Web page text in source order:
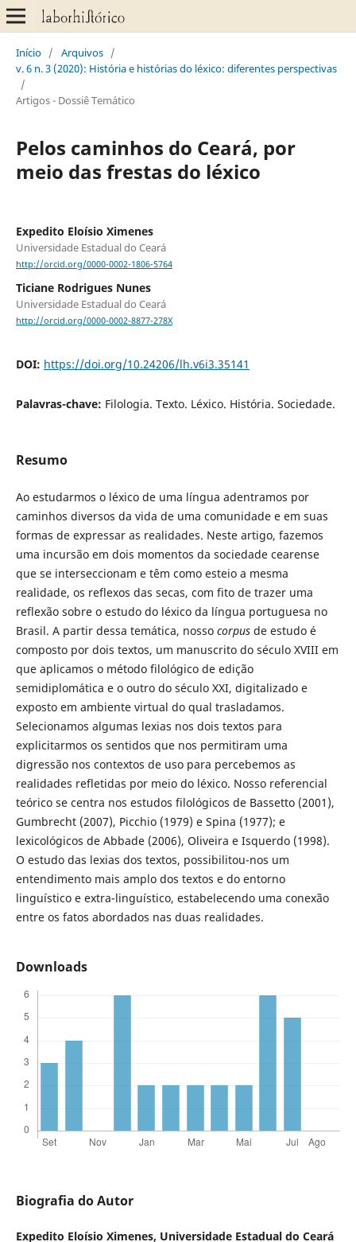
Início / Arquivos /
v. 6 n. 3 (2020): História e histórias do léxico: diferentes perspectivas
/
Artigos - Dossiê Temático
Pelos caminhos do Ceará, por
meio das frestas do léxico
Expedito Eloísio Ximenes
Universidade Estadual do Ceará
http://orcid.org/0000-0002-1806-5764
Ticiane Rodrigues Nunes
Universidade Estadual do Ceará
http://orcid.org/0000-0002-8877-278X
DOI: https://doi.org/10.24206/lh.v6i3.35141
Palavras-chave: Filologia. Texto. Léxico. História. Sociedade.
Resumo
Ao estudarmos o léxico de uma língua adentramos por
caminhos diversos da vida de uma comunidade e em suas
formas de expressar as realidades. Neste artigo, fazemos
uma incursão em dois momentos da sociedade cearense
que se interseccionam e têm como esteio a mesma
realidade, os reflexos das secas, com fito de trazer uma
reflexão sobre o estudo do léxico da língua portuguesa no
Brasil. A partir dessa temática, nosso corpusde estudo é
composto por dois textos, um manuscrito do século XVIII em
que aplicamos o método filológico de edição
semidiplomática e o outro do século XXI, digitalizado e
exposto em ambiente virtual do qual trasladamos.
Selecionamos algumas lexias nos dois textos para
explicitarmos os sentidos que nos permitiram uma
digressão nos contextos de uso para percebemos as
realidades refletidas por meio do léxico. Nosso referencial
teórico se centra nos estudos filológicos de Bassetto (2001),
Gumbrecht (2007), Picchio (1979) e Spina (1977); e
lexicológicos de Abbade (2006), Oliveira e Isquerdo (1998).
O estudo das lexias dos textos, possibilitou-nos um
entendimento mais amplo dos textos e do entorno
linguístico e extra-linguístico, estabelecendo uma conexão
entre os fatos abordados nas duas realidades.
Downloads
Biografia do Autor
Expedito Eloísio Ximenes, Universidade Estadual do Ceará